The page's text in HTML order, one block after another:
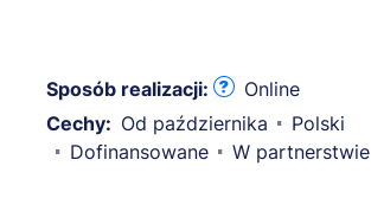
Sposób realizacji:
Online
Cechy: Od października
Polski
Dofinansowane
W partnerstwie